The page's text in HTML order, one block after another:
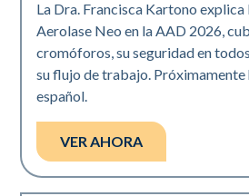
La Dra. Francisca Kartono
Aerolase Neo en la AAD 2026,
cromóforos, su seguridad en
su flujo de trabajo.
español.
VER AHORA